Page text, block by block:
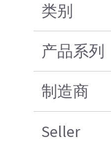
类别
产品系列
制造商
Seller